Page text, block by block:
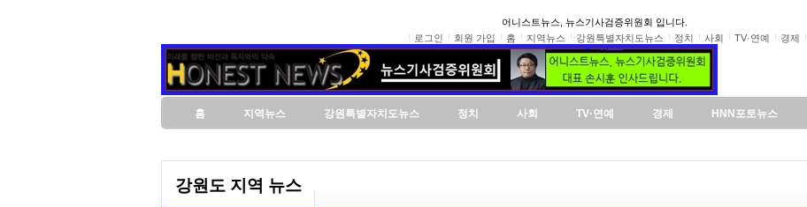
어니스트뉴스, 뉴스기사검증위원회 입니다.
로그인
회원 가입 홈 지역뉴스 강원특별자치도뉴스 정치 사회 TV·연예 경제
홈 지역뉴스 강원특별자치도뉴스 정치 사회 TV·연예 경제 HNN포토뉴스
강원도 지역 뉴스